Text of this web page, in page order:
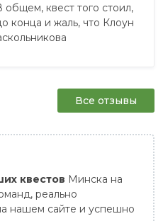
квест того стоил,
конца и жаль, что Клоун
Все отзывы
квестов Минска на
реально
нашем сайте и успешно